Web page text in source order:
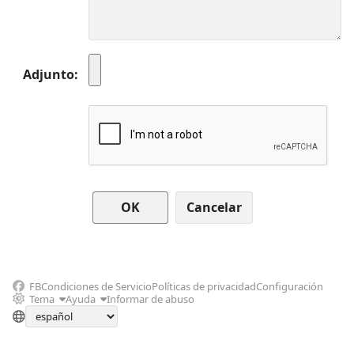
Adjunto
Cancelar
FBCondiciones de ServicioPolíticas de privacidadConfiguración
Tema
Ayuda Informar de abuso